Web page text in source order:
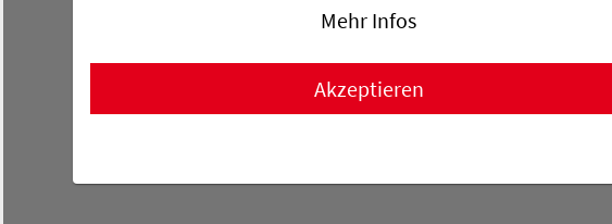
Mehr Infos
Akzeptieren